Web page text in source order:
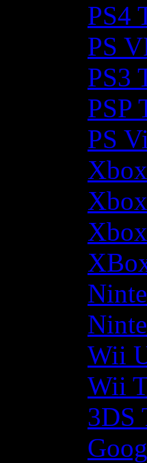
PS4
PS
PS3
PSP
PS
Wii
Wii
3DS